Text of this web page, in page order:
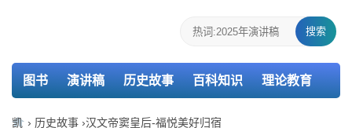
搜索
图书 演讲稿 历史故事 百科知识 理论教育
个人简历 报告 策划 教案
凯 › 历史故事 ›汉文帝窦皇后-福悦美好归宿